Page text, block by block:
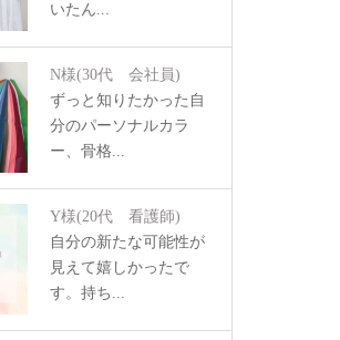
いたん...
N様(30代 会社員)
ずっと知りたかった自
分のパーソナルカラ
ー、骨格...
Y様(20代 看護師)
自分の新たな可能性が
見えて嬉しかったで
す。持ち...